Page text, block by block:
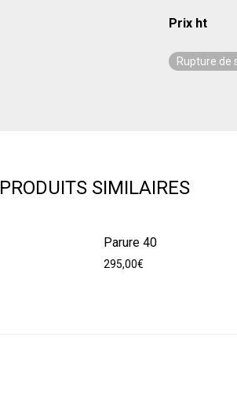
Prix ht
Rupture de
PRODUITS SIMILAIRES
Parure 40
295,00€